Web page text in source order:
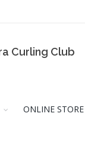
Curling Club
ONLINE STORE